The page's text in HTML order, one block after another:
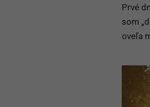
Prvé
som
oveľa